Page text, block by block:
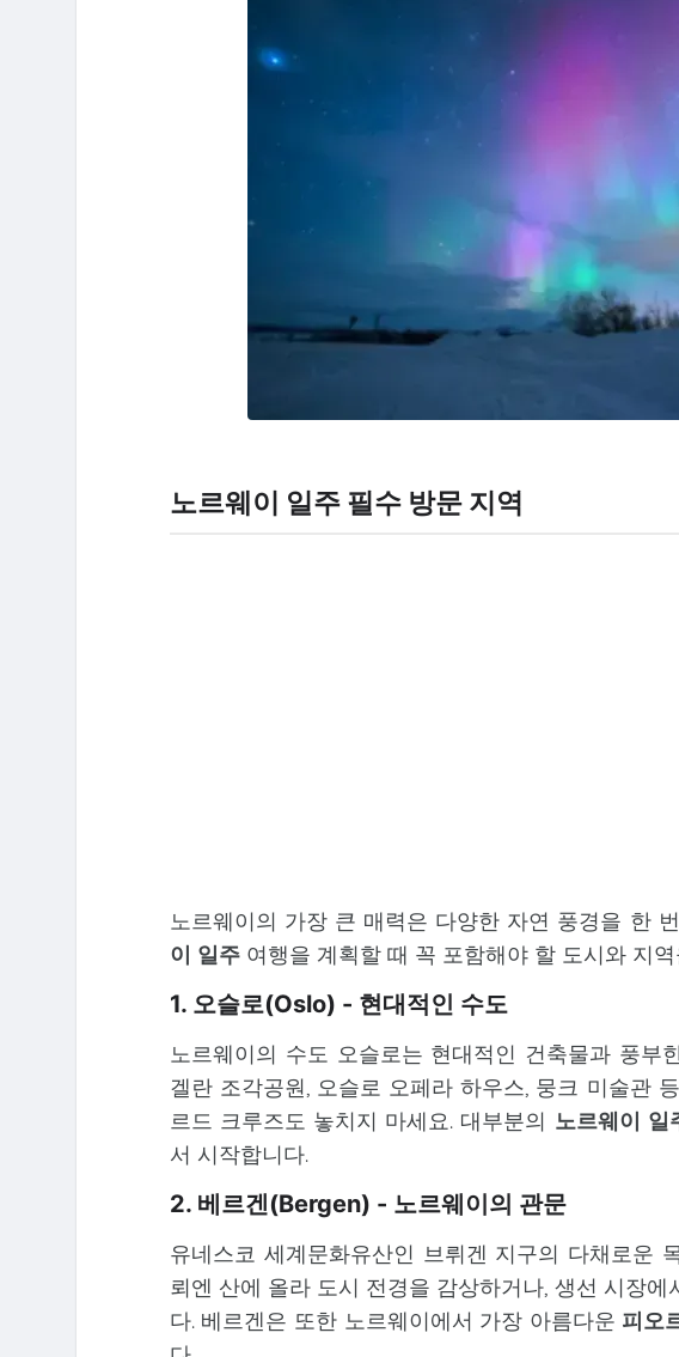
노르웨이 일주 필수 방문 지역
노르웨이의 가장 큰 매력은 다양한 자연 풍경을 한
이 일주여행을 계획할 때 꼭 포함해야 할 도시와 지
1. 오슬로(Oslo) - 현대적인 수도
노르웨이의 수도 오슬로는 현대적인 건축물과 풍부
겔란 조각공원, 오슬로 오페라 하우스, 뭉크 미술관
르드 크루즈도 놓치지 마세요. 대부분의 노르웨이 일
서 시작합니다.
2. 베르겐(Bergen) - 노르웨이의 관문
유네스코 세계문화유산인 브뤼겐 지구의 다채로운
뢰엔 산에 올라 도시 전경을 감상하거나, 생선 시장
다. 베르겐은 또한 노르웨이에서 가장 아름다운 피오